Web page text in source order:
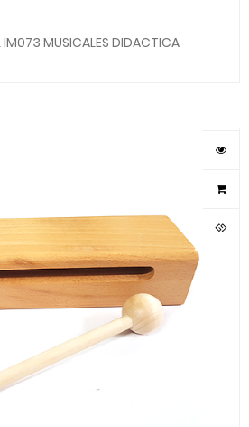
IM073 MUSICALES DIDACTICA